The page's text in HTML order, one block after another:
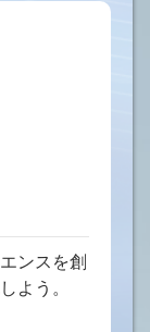
ンスを創
よう。